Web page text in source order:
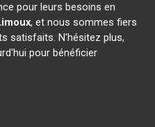
pour leurs besoins en
, et nous sommes fiers
satisfaits. N'hésitez plus,
pour bénéficier